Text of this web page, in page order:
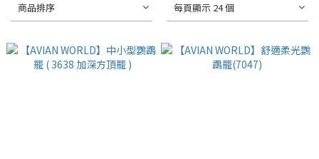
商品排序 每頁顯示 24 個